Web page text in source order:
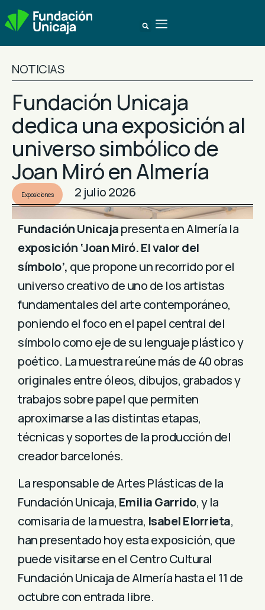
NOTICIAS
Fundación Unicaja
dedica una exposición al
universo simbólico de
Joan Miró en Almería
Exposiciones 2 julio 2026
Fundación Unicajapresenta en Almería la
exposición ‘Joan Miró. El valor del
símbolo’, que propone un recorrido por el
universo creativo de uno de los artistas
fundamentales del arte contemporáneo,
poniendo el foco en el papel central del
símbolo como eje de su lenguaje plástico y
poético. La muestra reúne más de 40 obras
originales entre óleos, dibujos, grabados y
trabajos sobre papel que permiten
aproximarse a las distintas etapas,
técnicas y soportes de la producción del
creador barcelonés.
La responsable de Artes Plásticas de la
Fundación Unicaja, Emilia Garrido, y la
comisaria de la muestra, Isabel Elorrieta,
han presentado hoy esta exposición, que
puede visitarse en el Centro Cultural
Fundación Unicaja de Almería hasta el 11 de
octubre con entrada libre.